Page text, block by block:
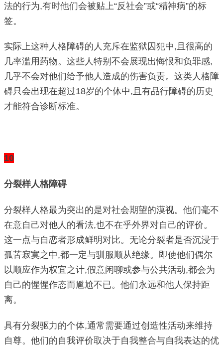
法的行为,有时他们会被贴上“反社会”或“精神病”的标
签。
实际上这种人格障碍的人充斥在监狱囚犯中,且很高的
几率滥用药物。这些人特别不会展现出悔恨和负罪感,
几乎不会对他们给予他人造成的伤害负责。这类人格障
碍只会出现在超过18岁的个体中,且有品行障碍的历史
才能符合诊断标准。
10
分裂样人格障碍
分裂样人格最为突出的是对社会期望的漠视。他们毫不
在意自己对他人的看法,也不在乎外界对自己的评价。
这一点与自恋者形成鲜明对比。无论分裂者是否沉浸于
孤苦寂寞之中,都一定与驯服顺从绝缘。即使他们偶尔
以顺应作为权宜之计,假意闲聊或参与公共活动,都会为
自己的惺惺作态而尴尬不已。他们永远和他人保持距
离。
具有分裂驱力的个体,通常需要通过创造性活动来维持
自尊。他们的自我评价取决于自我整合与自我表达的优